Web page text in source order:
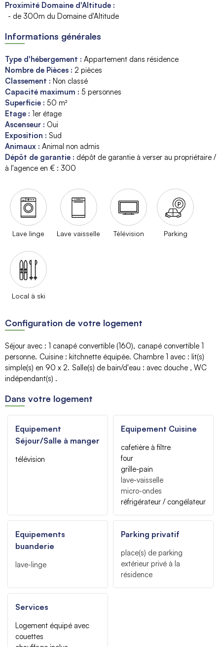
Proximité Domaine d'Altitude :
- de 300m du Domaine d'Altitude
Informations générales
Type d'hébergement : Appartement dans résidence
Nombre de Pièces : 2 pièces
Classement : Non classé
Capacité maximum : 5 personnes
Superficie : 50 m²
Etage : 1er étage
Ascenseur : Oui
Exposition : Sud
Animaux : Animal non admis
Dépôt de garantie : dépôt de garantie à verser au propriétaire /
à l'agence en € : 300
Lave linge Lave vaisselle Télévision Parking
Local à ski
Configuration de votre logement
Séjour avec : 1 canapé convertible (160) canapé convertible 1
personne Cuisine : kitchnette équipée Chambre 1 avec : lit(s)
simple(s) en 90 x 2 Salle(s) de bain/d'eau : avec douche
WC
indépendant(s)
Dans votre logement
Equipement
Séjour/Salle à manger
télévision
Equipement Cuisine
cafetière à filtre
four
grille-pain
lave-vaisselle
micro-ondes
réfrigérateur / congélateur
Equipements
buanderie
lave-linge
Parking privatif
place(s) de parking
extérieur privé à la
résidence
Services
Logement équipé avec
couettes